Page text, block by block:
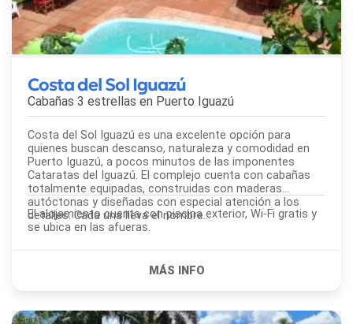
Costa del Sol Iguazú
Cabañas 3 estrellas en Puerto Iguazú
Costa del Sol Iguazú es una excelente opción para
quienes buscan descanso, naturaleza y comodidad en
Puerto Iguazú, a pocos minutos de las imponentes
Cataratas del Iguazú. El complejo cuenta con cabañas
totalmente equipadas, construidas con maderas
autóctonas y diseñadas con especial atención a los
detalles. Cada una lleva el nombre...
El alojamiento cuenta con piscina exterior, Wi-Fi gratis y
se ubica en las afueras.